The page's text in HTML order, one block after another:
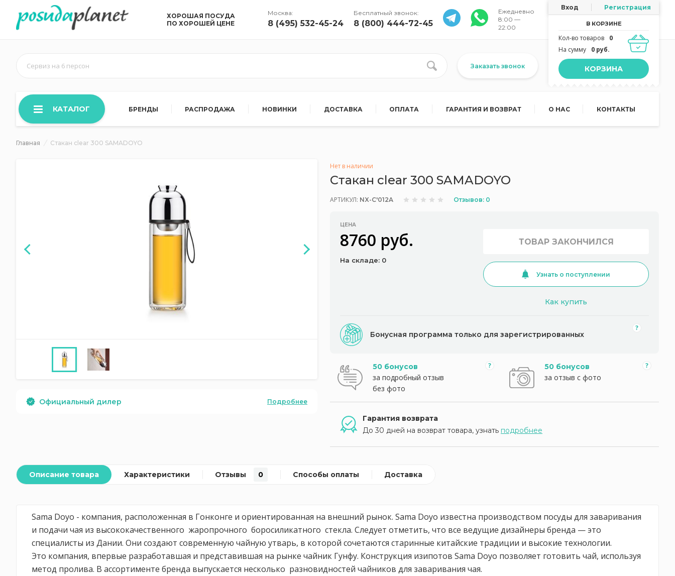
ХОРОШАЯ ПОСУДА
ПО ХОРОШЕЙ ЦЕНЕ
Москва:
8 (495) 532-45-24
Бесплатный звонок:
8 (800) 444-72-45
Ежедневно
8:00 —
22:00
Вход Регистрация
В КОРЗИНЕ
Кол-во товаров
0
На сумму
0 руб.
КОРЗИНА
Сервиз на 6 персон Заказать звонок
КАТАЛОГ БРЕНДЫ РАСПРОДАЖА НОВИНКИ ДОСТАВКА ОПЛАТА ГАРАНТИЯ И ВОЗВРАТ О НАС КОНТАКТЫ
Главная Стакан clear 300 SAMADOYO
Официальный дилер Подробнее
Нет в наличии
Стакан clear 300 SAMADOYO
АРТИКУЛ: NX-C'012A Отзывов: 0
ЦЕНА
8760 руб.
На складе: 0
ТОВАР ЗАКОНЧИЛСЯ
Узнать о поступлении
Как купить
Бонусная программа только для зарегистрированных
50 бонусов
за подробный отзыв
без фото
50 бонусов
за отзыв с фото
Гарантия возврата
До 30 дней на возврат товара, узнать подробнее
Описание товара Характеристики Отзывы 0 Способы оплаты Доставка
Sama Doyo - компания, расположенная в Гонконге и ориентированная на внешний рынок. Sama Doyo известна производством посуды для заваривания
и подачи чая из высококачественного жаропрочного боросиликатного стекла. Следует отметить, что все ведущие дизайнеры бренда — это
специалисты из Дании. Они создают современную чайную утварь, в которой сочетаются старинные китайские традиции и высокие технологии.
Это компания, впервые разработавшая и представившая на рынке чайник Гунфу. Конструкция изипотов Sama Doyo позволяет готовить чай, используя
метод пролива. В ассортименте бренда выпускается несколько разновидностей чайников для заваривания чая.